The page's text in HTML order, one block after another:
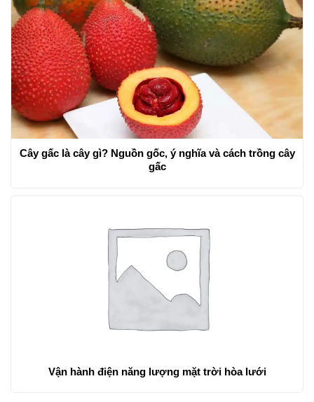
Cây gấc là cây gì? Nguồn gốc, ý nghĩa và cách trồng cây
gấc
Vận hành điện năng lượng mặt trời hòa lưới